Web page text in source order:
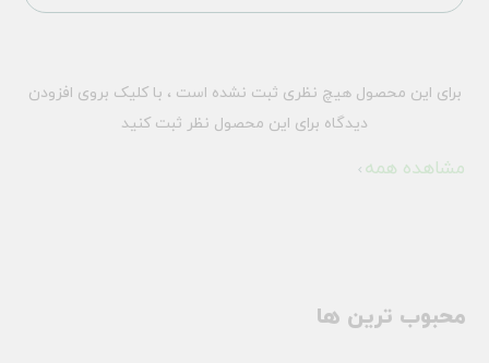
برای این محصول هیچ نظری ثبت نشده است ، با کلیک بروی افزودن
دیدگاه برای این محصول نظر ثبت کنید
مشاهده همه
محبوب ترین ها